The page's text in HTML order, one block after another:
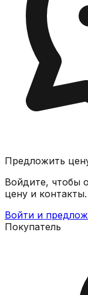
Предложить
Войдите, чтобы
цену и контакты.
Войти и
Покупатель